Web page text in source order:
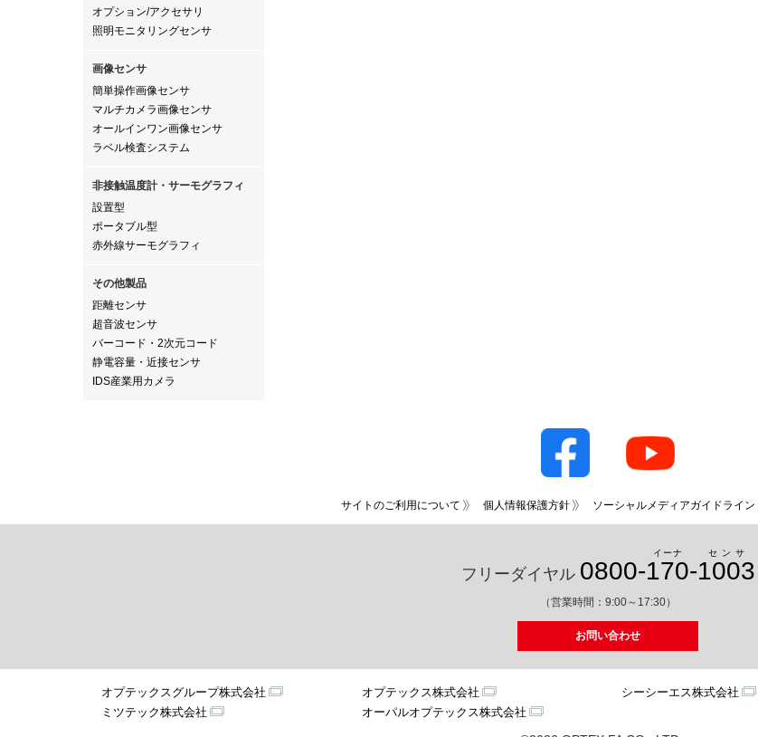
オプション/アクセサリ
照明モニタリングセンサ
画像センサ
簡単操作画像センサ
マルチカメラ画像センサ
オールインワン画像センサ
ラベル検査システム
非接触温度計・サーモグラフィ
設置型
ポータブル型
赤外線サーモグラフィ
その他製品
距離センサ
超音波センサ
バーコード・2次元コード
静電容量・近接センサ
IDS産業用カメラ
サイトのご利用について 個人情報保護方針 ソーシャルメディアガイドライン
フリーダイヤル 0800-170
イーナ
-1003
センサ
（営業時間：9:00～17:30）
お問い合わせ
オプテックスグループ株式会社 オプテックス株式会社 シーシーエス株式会社
ミツテック株式会社
オーパルオプテックス株式会社